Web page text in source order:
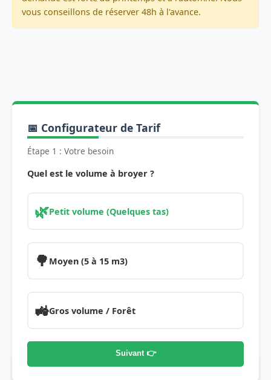
vous conseillons de réserver 48h à l'avance.
📅 Configurateur de Tarif
Étape 1 : Votre besoin
Quel est le volume à broyer ?
🌿Petit volume (Quelques tas)
🌳 Moyen (5 à 15 m3)
🚜Gros volume / Forêt
Suivant 👉